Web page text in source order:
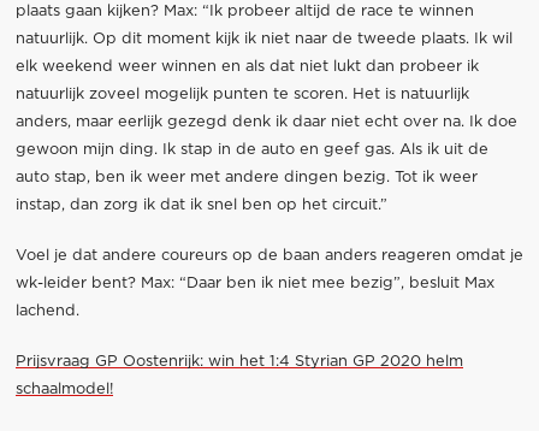
plaats gaan kijken? Max: “Ik probeer altijd de race te winnen
natuurlijk. Op dit moment kijk ik niet naar de tweede plaats. Ik wil
elk weekend weer winnen en als dat niet lukt dan probeer ik
natuurlijk zoveel mogelijk punten te scoren. Het is natuurlijk
anders, maar eerlijk gezegd denk ik daar niet echt over na. Ik doe
gewoon mijn ding. Ik stap in de auto en geef gas. Als ik uit de
auto stap, ben ik weer met andere dingen bezig. Tot ik weer
instap, dan zorg ik dat ik snel ben op het circuit.”
Voel je dat andere coureurs op de baan anders reageren omdat je
wk-leider bent? Max: “Daar ben ik niet mee bezig”, besluit Max
lachend.
Prijsvraag GP Oostenrijk: win het 1:4 Styrian GP 2020 helm
schaalmodel!